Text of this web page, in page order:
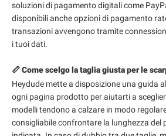
soluzioni di pagamento digitali come
disponibili anche opzioni di pagamento
transazioni avvengono tramite
i tuoi dati.
📏 Come scelgo la taglia giusta per le
Heydude mette a disposizione una guida
ogni pagina prodotto per aiutarti a
modelli tendono a calzare in modo
consigliabile confrontare la lunghezza del